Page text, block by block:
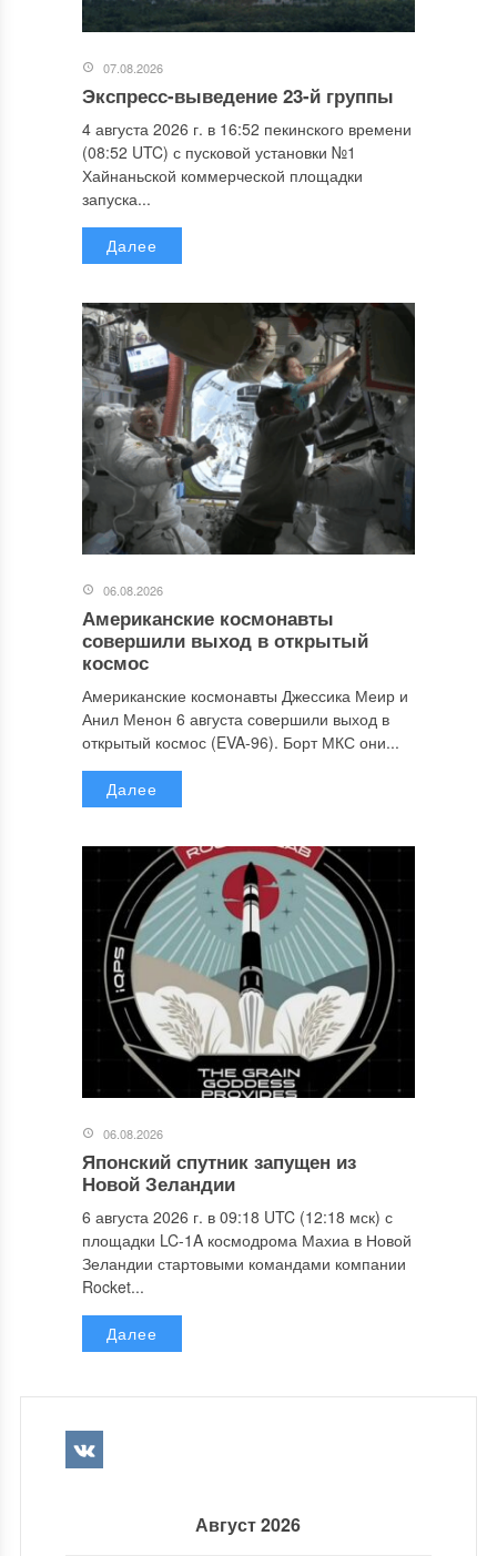
07.08.2026
Экспресс-выведение 23-й группы
4 августа 2026 г. в 16:52 пекинского времени
(08:52 UTC) с пусковой установки №1
Хайнаньской коммерческой площадки
запуска...
Далее
06.08.2026
Американские космонавты
совершили выход в открытый
космос
Американские космонавты Джессика Меир и
Анил Менон 6 августа совершили выход в
открытый космос (EVA-96). Борт МКС они...
Далее
06.08.2026
Японский спутник запущен из
Новой Зеландии
6 августа 2026 г. в 09:18 UTC (12:18 мск) с
площадки LC-1A космодрома Махиа в Новой
Зеландии стартовыми командами компании
Rocket...
Далее
Август 2026